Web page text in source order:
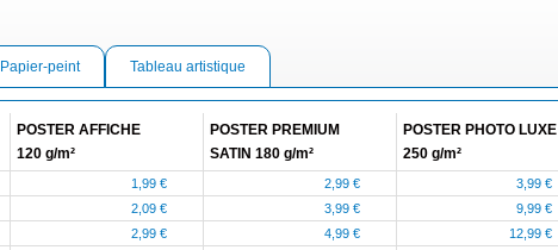
Papier-peint Tableau artistique
POSTER AFFICHE
120 g/m²
POSTER PREMIUM
SATIN 180 g/m²
POSTER PHOTO LUXE
250 g/m²
1,99 € 2,99 € 3,99 €
2,09 € 3,99 € 9,99 €
2,99 € 4,99 € 12,99 €